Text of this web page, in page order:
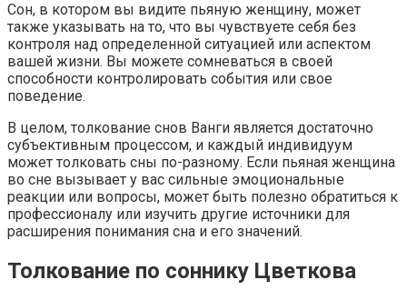
Сон, в котором вы видите пьяную женщину, может
также указывать на то, что вы чувствуете себя без
контроля над определенной ситуацией или аспектом
вашей жизни. Вы можете сомневаться в своей
способности контролировать события или свое
поведение.
В целом, толкование снов Ванги является достаточно
субъективным процессом, и каждый индивидуум
может толковать сны по-разному. Если пьяная женщина
во сне вызывает у вас сильные эмоциональные
реакции или вопросы, может быть полезно обратиться к
профессионалу или изучить другие источники для
расширения понимания сна и его значений.
Толкование по соннику Цветкова